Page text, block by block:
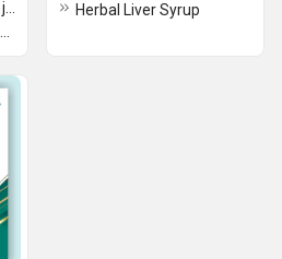
Herbal Liver Syrup